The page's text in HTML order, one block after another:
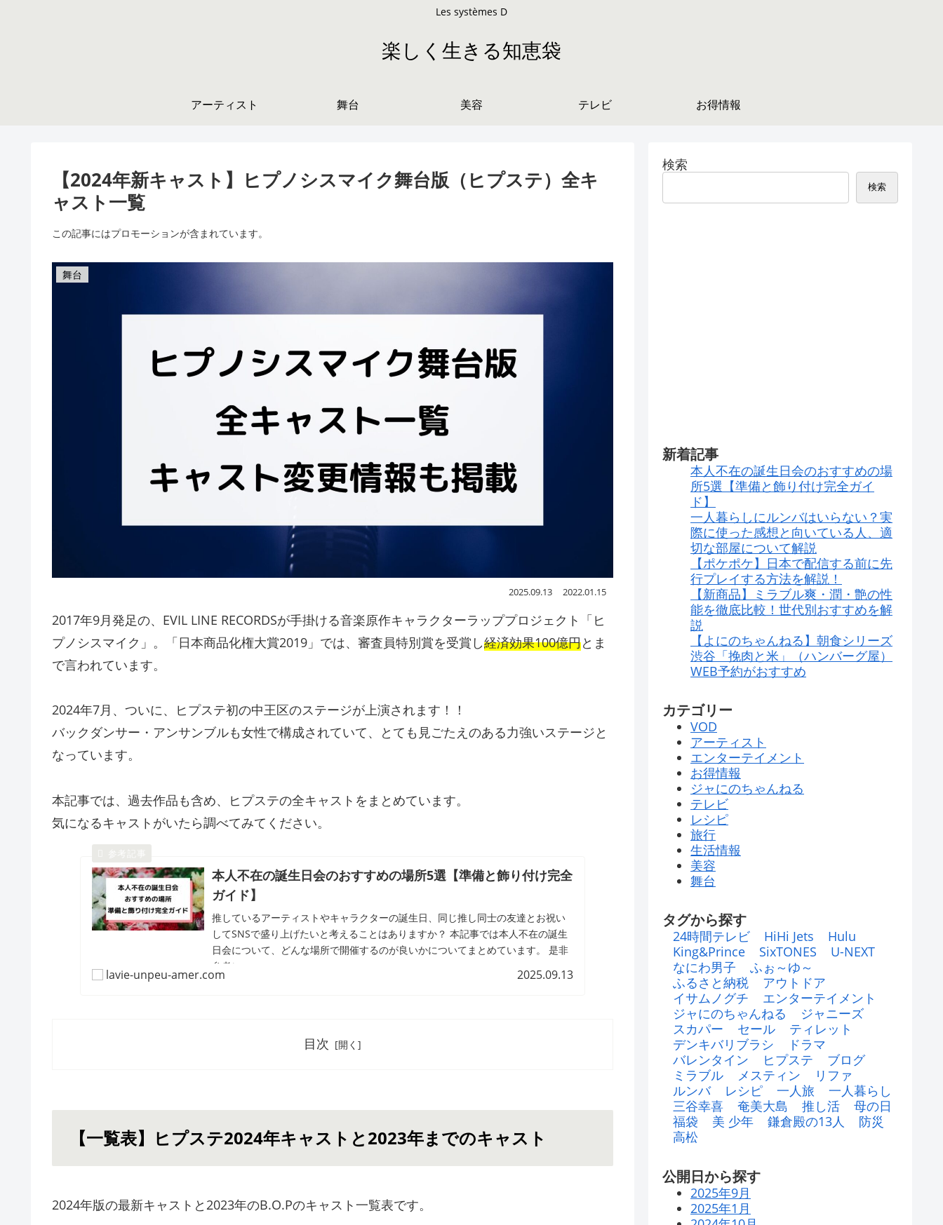
Les systèmes D
楽しく生きる知恵袋
アーティスト 舞台 美容 テレビ お得情報
【2024年新キャスト】ヒプノシスマイク舞台版（ヒプステ）全キ
ャスト一覧
この記事にはプロモーションが含まれています。
舞台
2025.09.13 2022.01.15
2017年9月発足の、EVIL LINE RECORDSが手掛ける音楽原作キャラクターラッププロジェクト「ヒ
プノシスマイク」。「日本商品化権大賞2019」では、審査員特別賞を受賞し経済効果100億円とま
で言われています。
2024年7月、ついに、ヒプステ初の中王区のステージが上演されます！！
バックダンサー・アンサンブルも女性で構成されていて、とても見ごたえのある力強いステージと
なっています。
本記事では、過去作品も含め、ヒプステの全キャストをまとめています。
気になるキャストがいたら調べてみてください。
本人不在の誕生日会のおすすめの場所5選【準備と飾り付け完全
ガイド】
推しているアーティストやキャラクターの誕生日、同じ推し同士の友達とお祝い
してSNSで盛り上げたいと考えることはありますか？ 本記事では本人不在の誕生
日会について、どんな場所で開催するのが良いかについてまとめています。 是非
参考に...
lavie-unpeu-amer.com 2025.09.13
目次
【一覧表】ヒプステ2024年キャストと2023年までのキャスト
2024年版の最新キャストと2023年のB.O.Pのキャスト一覧表です。
検索
検索
新着記事
本人不在の誕生日会のおすすめの場
所5選【準備と飾り付け完全ガイ
ド】
一人暮らしにルンバはいらない？実
際に使った感想と向いている人、適
切な部屋について解説
【ポケポケ】日本で配信する前に先
行プレイする方法を解説！
【新商品】ミラブル爽・潤・艶の性
能を徹底比較！世代別おすすめを解
説
【よにのちゃんねる】朝食シリーズ
渋谷「挽肉と米」（ハンバーグ屋）
WEB予約がおすすめ
カテゴリー
VOD
アーティスト
エンターテイメント
お得情報
ジャにのちゃんねる
テレビ
レシピ
旅行
生活情報
美容
舞台
タグから探す
24時間テレビ HiHi Jets
Hulu
King&Prince
SixTONES
U-NEXT
なにわ男子
ふぉ～ゆ～
ふるさと納税
アウトドア
イサムノグチ
エンターテイメント
ジャにのちゃんねる
ジャニーズ
スカパー
セール
ティレット
デンキバリブラシ
ドラマ
バレンタイン
ヒプステ
ブログ
ミラブル
メスティン
リファ
ルンバ
レシピ 一人旅
一人暮らし
三谷幸喜
奄美大島 推し活
母の日
福袋
美 少年 鎌倉殿の13人
防災
高松
公開日から探す
2025年9月
2025年1月